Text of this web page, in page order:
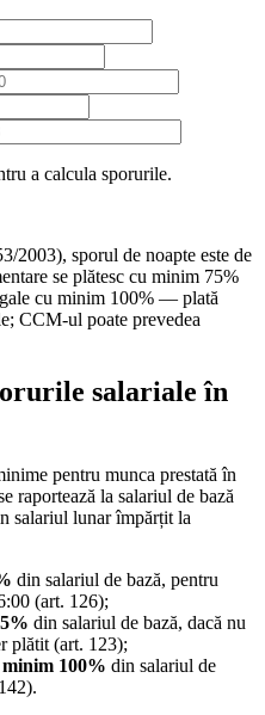
a calcula sporurile.
2003), sporul de noapte este de
se plătesc cu minim 75%
cu minim 100% — plată
CCM-ul poate prevedea
salariale în
pentru munca prestată în
raportează la salariul de bază
salariul lunar împărțit la
din salariul de bază, pentru
(art. 126);
din salariul de bază, dacă nu
plătit (art. 123);
100% din salariul de